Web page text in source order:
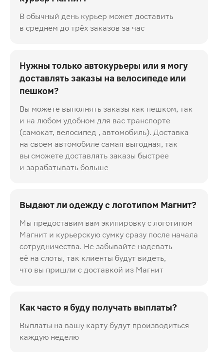
В обычный день курьер может доставить
в среднем до трёх заказов за час
Нужны только автокурьеры или я могу
доставлять заказы на велосипеде или
пешком?
Вы можете выполнять заказы как пешком, так
и на любом удобном для вас транспорте
(самокат, велосипед , автомобиль). Доставка
на своем автомобиле самая выгодная, так
вы сможете доставлять заказы быстрее
и зарабатывать больше
Выдают ли одежду с логотипом Магнит?
Мы предоставим вам экипировку с логотипом
Магнит и курьерскую сумку сразу после начала
сотрудничества. Не забывайте надевать
её на слоты, так клиенты будут видеть,
что вы пришли с доставкой из Магнит
Как часто я буду получать выплаты?
Выплаты на вашу карту будут производиться
каждую неделю